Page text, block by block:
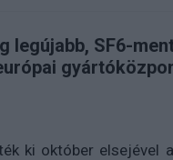
legújabb, SF6-
ki október elsejével